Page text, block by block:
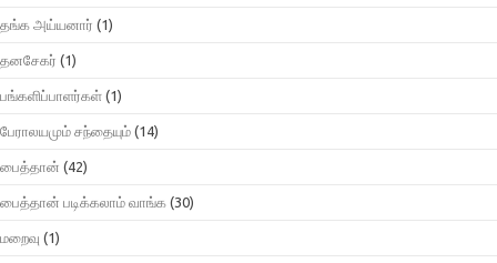
தங்க அய்யனார் (1)
தனசேகர் (1)
பங்களிப்பாளர்கள் (1)
பேராலயமும் சந்தையும் (14)
பைத்தான் (42)
பைத்தான் படிக்கலாம் வாங்க (30)
மறைவு (1)